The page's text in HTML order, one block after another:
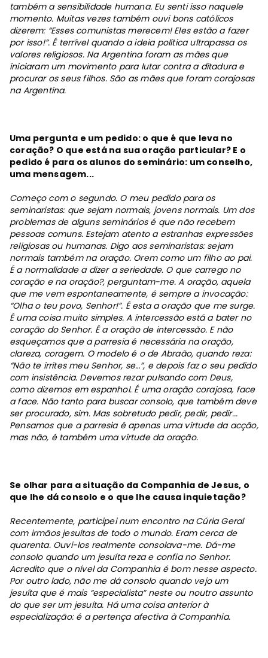
também a sensibilidade humana. Eu senti isso naquele
momento. Muitas vezes também ouvi bons católicos
dizerem: “Esses comunistas merecem! Eles estão a fazer
por isso!”. É terrível quando a ideia política ultrapassa os
valores religiosos. Na Argentina foram as mães que
iniciaram um movimento para lutar contra a ditadura e
procurar os seus filhos. São as mães que foram corajosas
na Argentina.
Uma pergunta e um pedido: o que é que leva no
coração? O que está na sua oração particular? E o
pedido é para os alunos do seminário: um conselho,
uma mensagem...
Começo com o segundo. O meu pedido para os
seminaristas: que sejam normais, jovens normais. Um dos
problemas de alguns seminários é que não recebem
pessoas comuns. Estejam atento a estranhas expressões
religiosas ou humanas. Digo aos seminaristas: sejam
normais também na oração. Orem como um filho ao pai.
É a normalidade a dizer a seriedade. O que carrego no
coração e na oração?, perguntam-me. A oração, aquela
que me vem espontaneamente, é sempre a invocação:
“Olha o teu povo, Senhor!”. É esta a oração que me surge.
É uma coisa muito simples. A intercessão está a bater no
coração do Senhor. É a oração de intercessão. E não
esqueçamos que a parresia é necessária na oração,
clareza, coragem. O modelo é o de Abraão, quando reza:
“Não te irrites meu Senhor, se…”, e depois faz o seu pedido
com insistência. Devemos rezar pulsando com Deus,
como dizemos em espanhol. É uma oração corajosa, face
a face. Não tanto para buscar consolo, que também deve
ser procurado, sim. Mas sobretudo pedir, pedir, pedir...
Pensamos que a parresia é apenas uma virtude da acção,
mas não, é também uma virtude da oração.
Se olhar para a situação da Companhia de Jesus, o
que lhe dá consolo e o que lhe causa inquietação?
Recentemente, participei num encontro na Cúria Geral
com irmãos jesuítas de todo o mundo. Eram cerca de
quarenta. Ouvi-los realmente consolava-me. Dá-me
consolo quando um jesuíta reza e confia no Senhor.
Acredito que o nível da Companhia é bom nesse aspecto.
Por outro lado, não me dá consolo quando vejo um
jesuíta que é mais “especialista” neste ou noutro assunto
do que ser um jesuíta. Há uma coisa anterior à
especialização: é a pertença afectiva à Companhia.